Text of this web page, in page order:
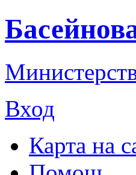
Вход
Карта на